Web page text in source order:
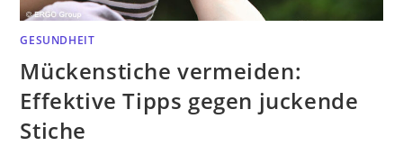
GESUNDHEIT
Mückenstiche vermeiden:
Effektive Tipps gegen juckende
Stiche